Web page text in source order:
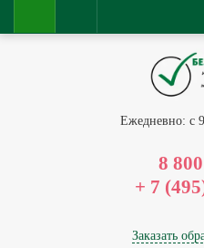
Ежедневно: с
8
Заказать